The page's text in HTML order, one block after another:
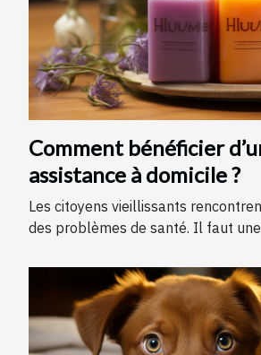
Comment bénéficier
assistance à domicile ?
Les citoyens vieillissants
des problèmes de santé. Il faut